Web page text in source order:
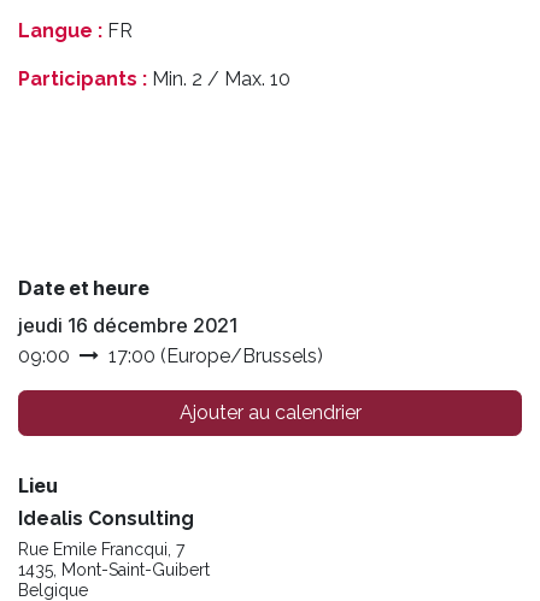
Langue : FR
Participants : Min. 2 / Max. 10
Date et heure
jeudi 16 décembre 2021
09:00 17:00 (Europe/Brussels)
Ajouter au calendrier
Lieu
Idealis Consulting
Rue Emile Francqui, 7
1435, Mont-Saint-Guibert
Belgique